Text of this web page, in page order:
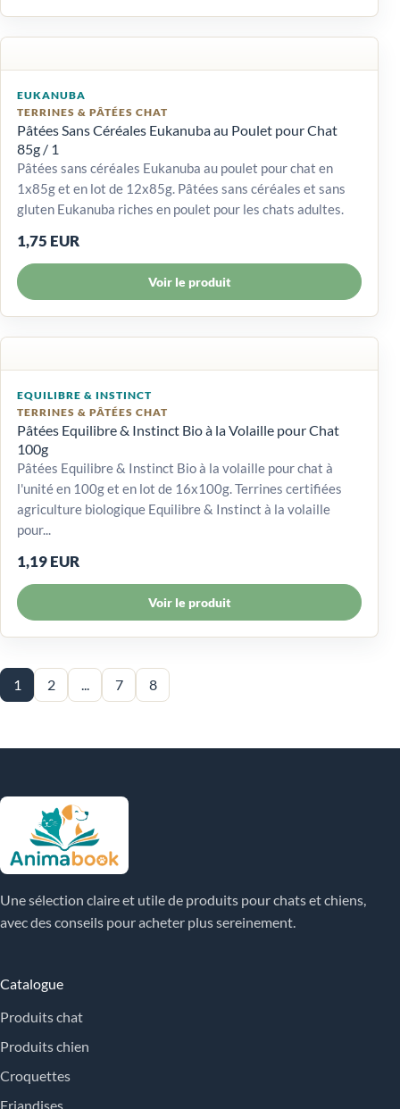
EUKANUBA
TERRINES & PÂTÉES CHAT
Pâtées Sans Céréales Eukanuba au Poulet pour Chat
85g / 1
Pâtées sans céréales Eukanuba au poulet pour chat en
1x85g et en lot de 12x85g. Pâtées sans céréales et sans
gluten Eukanuba riches en poulet pour les chats adultes.
1,75 EUR
Voir le produit
EQUILIBRE & INSTINCT
TERRINES & PÂTÉES CHAT
Pâtées Equilibre & Instinct Bio à la Volaille pour Chat
100g
Pâtées Equilibre & Instinct Bio à la volaille pour chat à
l'unité en 100g et en lot de 16x100g. Terrines certifiées
agriculture biologique Equilibre & Instinct à la volaille
pour...
1,19 EUR
Voir le produit
1 2 ... 7 8
Une sélection claire et utile de produits pour chats et chiens,
avec des conseils pour acheter plus sereinement.
Catalogue
Produits chat
Produits chien
Croquettes
Friandises